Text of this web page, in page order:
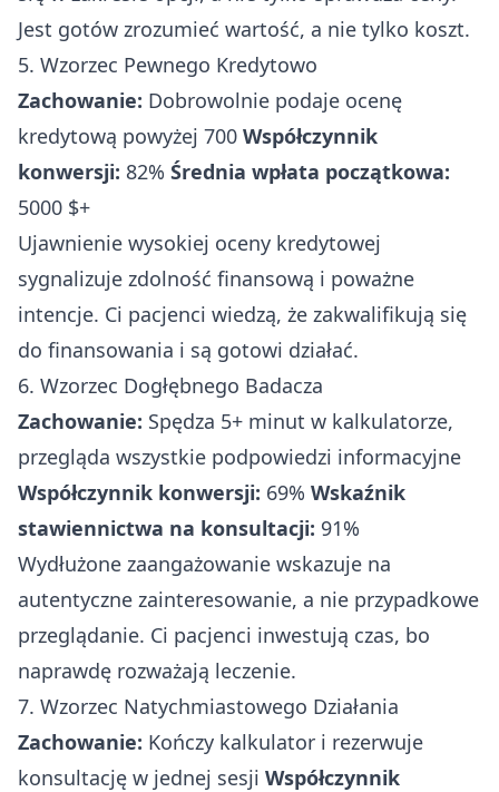
Jest gotów zrozumieć wartość, a nie tylko koszt.
5. Wzorzec Pewnego Kredytowo
Zachowanie: Dobrowolnie podaje ocenę
kredytową powyżej 700 Współczynnik
konwersji: 82% Średnia wpłata początkowa:
5000 $+
Ujawnienie wysokiej oceny kredytowej
sygnalizuje zdolność finansową i poważne
intencje. Ci pacjenci wiedzą, że zakwalifikują się
do finansowania i są gotowi działać.
6. Wzorzec Dogłębnego Badacza
Zachowanie: Spędza 5+ minut w kalkulatorze,
przegląda wszystkie podpowiedzi informacyjne
Współczynnik konwersji: 69% Wskaźnik
stawiennictwa na konsultacji: 91%
Wydłużone zaangażowanie wskazuje na
autentyczne zainteresowanie, a nie przypadkowe
przeglądanie. Ci pacjenci inwestują czas, bo
naprawdę rozważają leczenie.
7. Wzorzec Natychmiastowego Działania
Zachowanie: Kończy kalkulator i rezerwuje
konsultację w jednej sesji Współczynnik